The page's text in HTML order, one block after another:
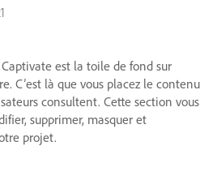
est la toile de fond sur
C’est là que vous placez le contenu
consultent. Cette section vous
supprimer, masquer et
projet.